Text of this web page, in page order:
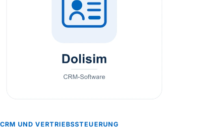
CRM UND VERTRIEBSSTEUERUNG